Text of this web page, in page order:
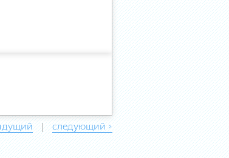
| следующий >